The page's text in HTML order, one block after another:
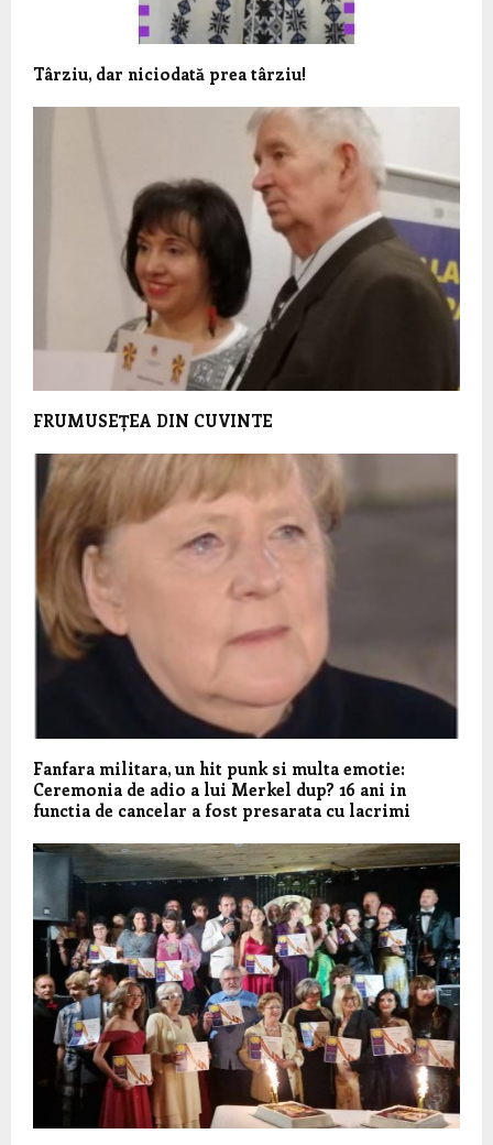
Târziu, dar niciodată prea târziu!
FRUMUSEȚEA DIN CUVINTE
Fanfara militara, un hit punk si multa emotie:
Ceremonia de adio a lui Merkel dup? 16 ani in
functia de cancelar a fost presarata cu lacrimi